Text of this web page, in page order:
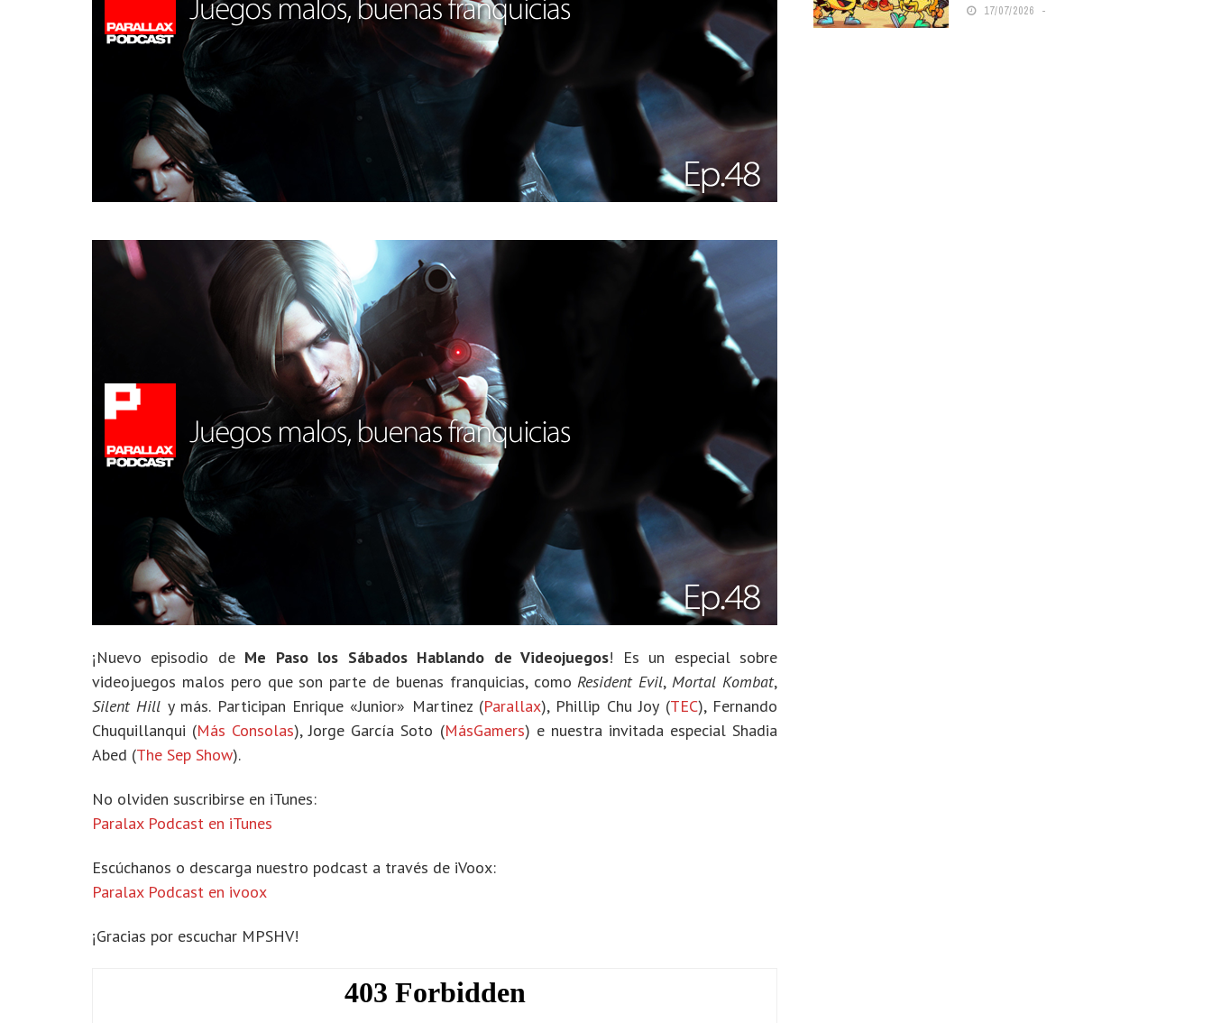
¡Nuevo episodio de Me Paso los Sábados Hablando de Videojuegos! Es un especial sobre
videojuegos malos pero que son parte de buenas franquicias, comoResident Evil,Mortal Kombat,
Silent Hill y más. Participan Enrique «Junior» Martinez (Parallax), Phillip Chu Joy (TEC), Fernando
Chuquillanqui (Más Consolas), Jorge García Soto (MásGamers) e nuestra invitada especial Shadia
Abed (The Sep Show).
No olviden suscribirse en iTunes:
Paralax Podcast en iTunes
Escúchanos o descarga nuestro podcast a través de iVoox:
Paralax Podcast en ivoox
¡Gracias por escuchar MPSHV!
SAN DIEGO COMIC-CON
17/07/2026